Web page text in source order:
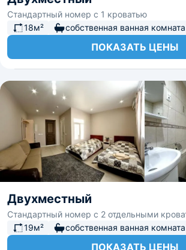
Стандартный номер с 1 кроватью
18м²
собственная ванная комната
ПОКАЗАТЬ ЦЕНЫ
Двухместный
Стандартный номер с 2 отдельными
19м²
собственная ванная комната
ПОКАЗАТЬ ЦЕНЫ